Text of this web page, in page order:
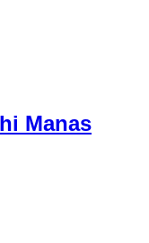
Manas